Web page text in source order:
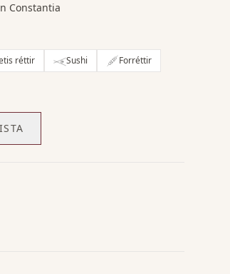
Constantia
réttir Sushi
Forréttir